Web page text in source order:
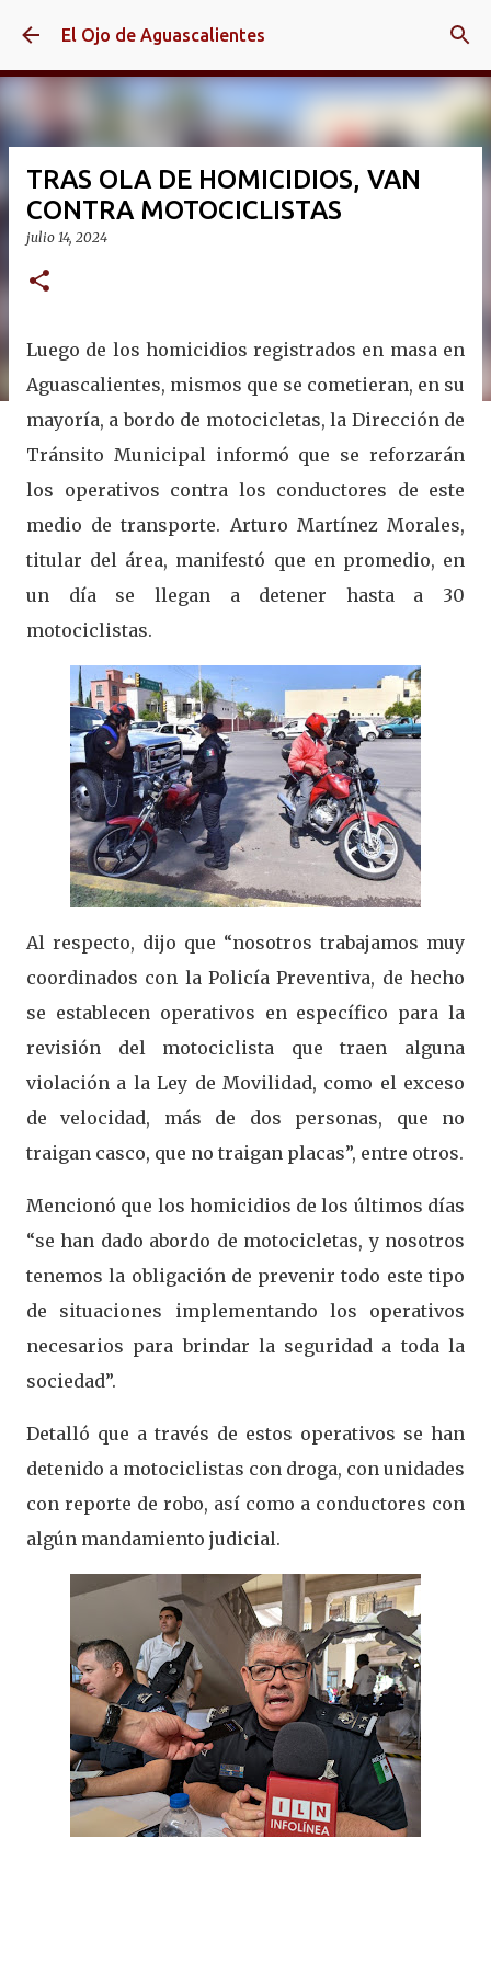
Ir al contenido principal
El Ojo de Aguascalientes
TRAS OLA DE HOMICIDIOS, VAN
CONTRA MOTOCICLISTAS
julio 14, 2024
Luego de los homicidios registrados en masa en
Aguascalientes, mismos que se cometieran, en su
mayoría, a bordo de motocicletas, la Dirección de
Tránsito Municipal informó que se reforzarán
los operativos contra los conductores de este
medio de transporte. Arturo Martínez Morales,
titular del área, manifestó que en promedio, en
un día se llegan a detener hasta a 30
motociclistas.
Al respecto, dijo que “nosotros trabajamos muy
coordinados con la Policía Preventiva, de hecho
se establecen operativos en específico para la
revisión del motociclista que traen alguna
violación a la Ley de Movilidad, como el exceso
de velocidad, más de dos personas, que no
traigan casco, que no traigan placas”, entre otros.
Mencionó que los homicidios de los últimos días
“se han dado abordo de motocicletas, y nosotros
tenemos la obligación de prevenir todo este tipo
de situaciones implementando los operativos
necesarios para brindar la seguridad a toda la
sociedad”.
Detalló que a través de estos operativos se han
detenido a motociclistas con droga, con unidades
con reporte de robo, así como a conductores con
algún mandamiento judicial.